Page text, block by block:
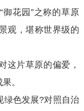
花园”之称的草原
观，堪称世界级的
片草原的偏爱，
。
色发展?对照自治